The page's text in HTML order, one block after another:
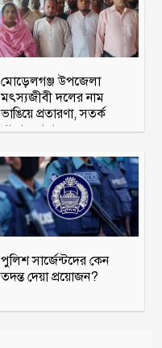
মোড়েলগঞ্জ উপজেলা
মৎস্যজীবী দলের নাম
ভাঙিয়ে প্রতারণা, সতর্ক
থাকার আহ্বান
পুলিশ সার্জেন্টদের কেন
তদন্ত দেয়া প্রয়োজন?